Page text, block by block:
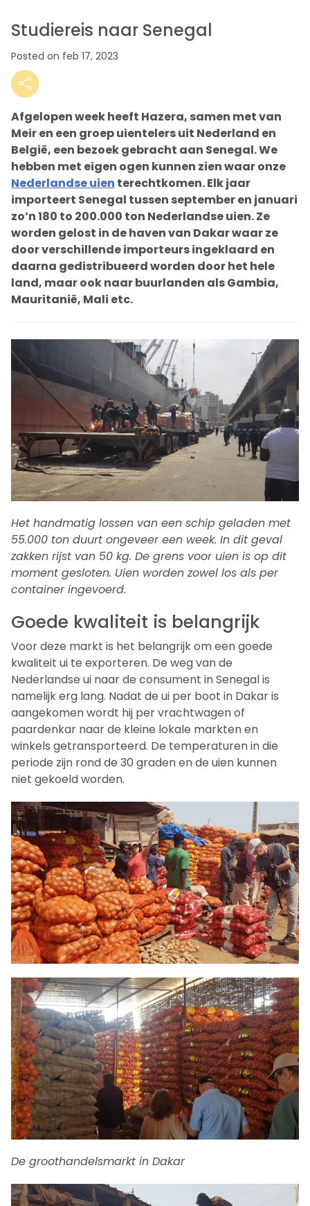
Studiereis naar Senegal
Posted on feb 17, 2023
Afgelopen week heeft Hazera, samen met van
Meir en een groep uientelers uit Nederland en
België, een bezoek gebracht aan Senegal. We
hebben met eigen ogen kunnen zien waar onze
Nederlandse uien terechtkomen. Elk jaar
importeert Senegal tussen september en januari
zo’n 180 to 200.000 ton Nederlandse uien. Ze
worden gelost in de haven van Dakar waar ze
door verschillende importeurs ingeklaard en
daarna gedistribueerd worden door het hele
land, maar ook naar buurlanden als Gambia,
Mauritanië, Mali etc.
Het handmatig lossen van een schip geladen met
55.000 ton duurt ongeveer een week. In dit geval
zakken rijst van 50 kg. De grens voor uien is op dit
moment gesloten. Uien worden zowel los als per
container ingevoerd.
Goede kwaliteit is belangrijk
Voor deze markt is het belangrijk om een goede
kwaliteit ui te exporteren. De weg van de
Nederlandse ui naar de consument in Senegal is
namelijk erg lang. Nadat de ui per boot in Dakar is
aangekomen wordt hij per vrachtwagen of
paardenkar naar de kleine lokale markten en
winkels getransporteerd. De temperaturen in die
periode zijn rond de 30 graden en de uien kunnen
niet gekoeld worden.
De groothandelsmarkt in Dakar